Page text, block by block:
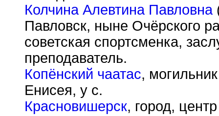
Колчина Алевтина Павловна
Павловск, ныне Очёрского
советская спортсменка,
преподаватель.
Копёнский чаатас,
Енисея, у с.
Красновишерск, город,